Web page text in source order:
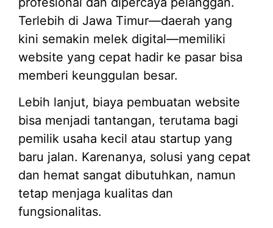
Terlebih di Jawa Timur—daerah yang
kini semakin melek digital—memiliki
website yang cepat hadir ke pasar bisa
memberi keunggulan besar.
Lebih lanjut, biaya pembuatan website
bisa menjadi tantangan, terutama bagi
pemilik usaha kecil atau startup yang
baru jalan. Karenanya, solusi yang cepat
dan hemat sangat dibutuhkan, namun
tetap menjaga kualitas dan
fungsionalitas.